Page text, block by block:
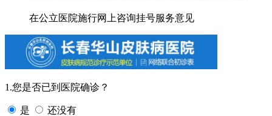
在公立医院施行网上咨询挂号服务意见
1.您是否已到医院确诊？
是 还没有